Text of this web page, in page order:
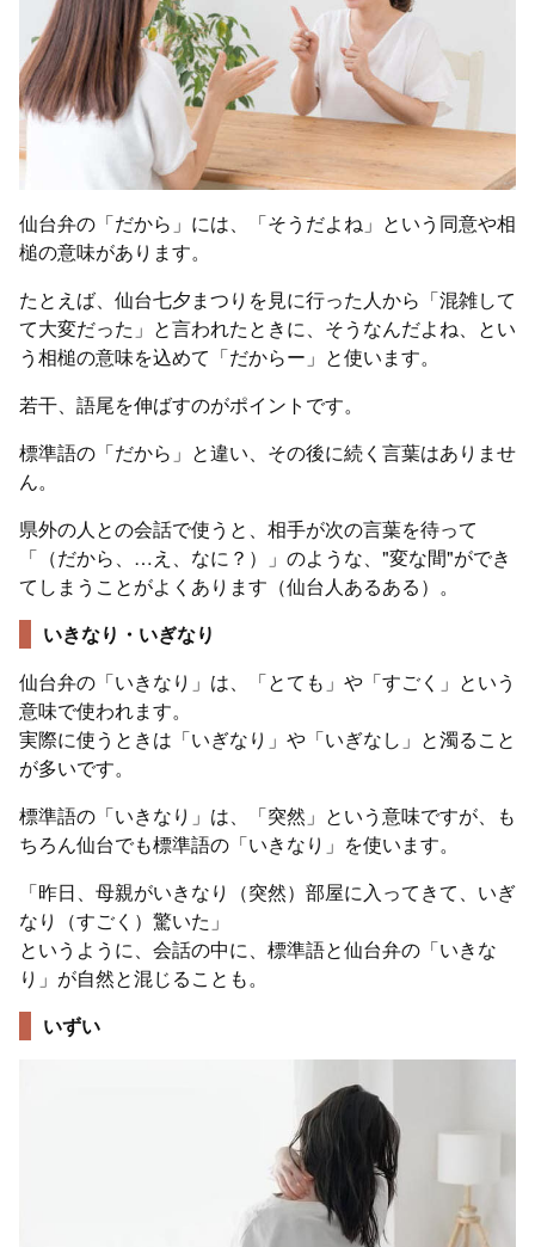
仙台弁の「だから」には、「そうだよね」という同意や相
槌の意味があります。
たとえば、仙台七夕まつりを見に行った人から「混雑して
て大変だった」と言われたときに、そうなんだよね、とい
う相槌の意味を込めて「だからー」と使います。
若干、語尾を伸ばすのがポイントです。
標準語の「だから」と違い、その後に続く言葉はありませ
ん。
県外の人との会話で使うと、相手が次の言葉を待って
「（だから、…え、なに？）」のような、"変な間"ができ
てしまうことがよくあります（仙台人あるある）。
いきなり・いぎなり
仙台弁の「いきなり」は、「とても」や「すごく」という
意味で使われます。
実際に使うときは「いぎなり」や「いぎなし」と濁ること
が多いです。
標準語の「いきなり」は、「突然」という意味ですが、も
ちろん仙台でも標準語の「いきなり」を使います。
「昨日、母親がいきなり（突然）部屋に入ってきて、いぎ
なり（すごく）驚いた」
というように、会話の中に、標準語と仙台弁の「いきな
り」が自然と混じることも。
いずい